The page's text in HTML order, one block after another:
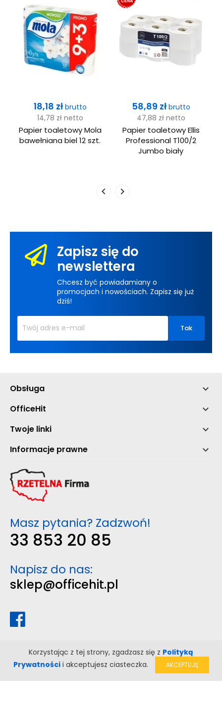
Cena
18,18 zł brutto
14,78 zł netto
Papier toaletowy Mola
bawełniana biel 12 szt.
Cena
58,89 zł brutto
47,88 zł netto
Papier toaletowy Ellis
Professional T100/2
Jumbo biały
Zapisz się do
newslettera
Chcesz być powiadamiany o
promocjach i nowościach. Zapisz się już
dziś!
Obsługa 
OfficeHit 
Twoje linki 
Informacje prawne 
Masz pytania? Zadzwoń!
33 853 20 85
Napisz do nas:
sklep@officehit.pl
Korzystając z tej strony, zgadzasz się z Polityką
Prywatnościi akceptujesz ciasteczka. AKCEPTUJĘ